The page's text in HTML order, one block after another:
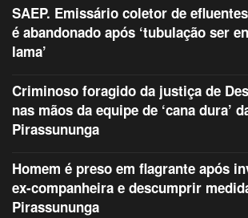
SAEP. Emissário coletor de
é abandonado após ‘tubulação ser
lama’
Criminoso foragido da justiça de
nas mãos da equipe de ‘cana dura’
Pirassununga
Homem é preso em flagrante após
ex-companheira e descumprir
Pirassununga